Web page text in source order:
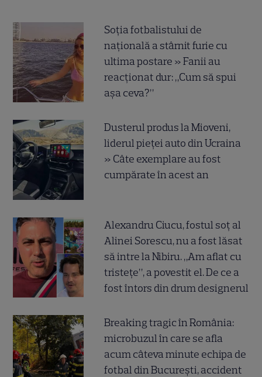
Soția fotbalistului de
națională a stârnit furie cu
ultima postare » Fanii au
reacționat dur: „Cum să spui
așa ceva?”
Dusterul produs la Mioveni,
liderul pieței auto din Ucraina
» Câte exemplare au fost
cumpărate în acest an
Alexandru Ciucu, fostul soț al
Alinei Sorescu, nu a fost lăsat
să intre la Nibiru. „Am aflat cu
tristețe”, a povestit el. De ce a
fost întors din drum designerul
Breaking tragic în România:
microbuzul în care se afla
acum câteva minute echipa de
fotbal din București, accident